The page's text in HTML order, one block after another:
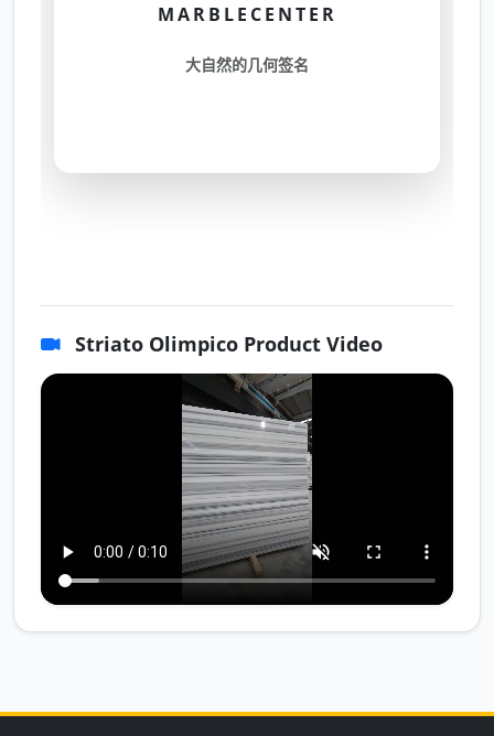
MARBLECENTER
大自然的几何签名
Striato Olimpico Product Video